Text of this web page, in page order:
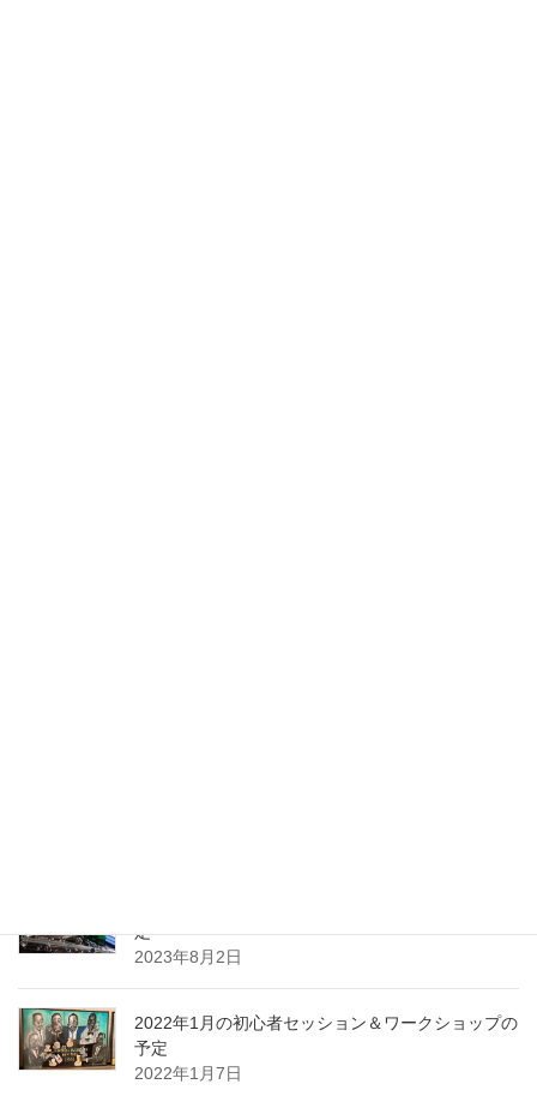
定
2023年8月2日
2022年1月の初心者セッション＆ワークショップの
予定
2022年1月7日